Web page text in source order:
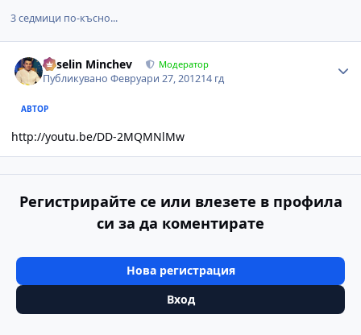
3 седмици по-късно...
Veselin Minchev Модератор
ПубликуваноФевруари 27, 201214 гд
АВТОР
http://youtu.be/DD-2MQMNlMw
Регистрирайте се или влезете в профила
си за да коментирате
Нова регистрация
Вход